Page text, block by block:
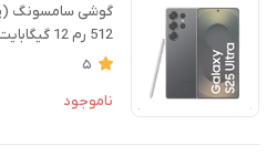
512 رم 12 گیگابایت
5
ناموجود